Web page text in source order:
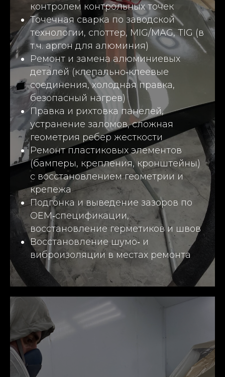
контролем контрольных точек
Точечная сварка по заводской
технологии, споттер, MIG/MAG, TIG (в
т.ч. аргон для алюминия)
Ремонт и замена алюминиевых
деталей (клепально‑клеевые
соединения, холодная правка,
безопасный нагрев)
Правка и рихтовка панелей,
устранение заломов, сложная
геометрия ребер жесткости
Ремонт пластиковых элементов
(бамперы, крепления, кронштейны)
с восстановлением геометрии и
крепежа
Подгонка и выведение зазоров по
OEM‑спецификации,
восстановление герметиков и швов
Восстановление шумо‑ и
виброизоляции в местах ремонта